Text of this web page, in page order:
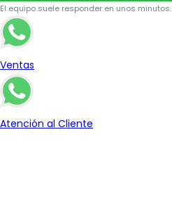
El equipo suele responder en unos minutos.
Ventas
Atención al Cliente